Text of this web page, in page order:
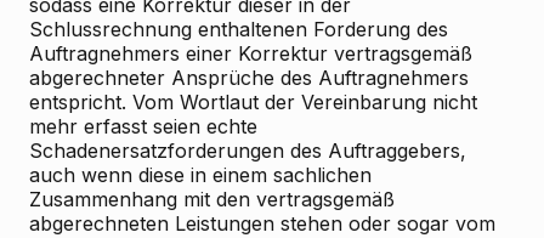
sodass eine Korrektur dieser in der
Schlussrechnung enthaltenen Forderung des
Auftragnehmers einer Korrektur vertragsgemäß
abgerechneter Ansprüche des Auftragnehmers
entspricht. Vom Wortlaut der Vereinbarung nicht
mehr erfasst seien echte
Schadenersatzforderungen des Auftraggebers,
auch wenn diese in einem sachlichen
Zusammenhang mit den vertragsgemäß
abgerechneten Leistungen stehen oder sogar vom